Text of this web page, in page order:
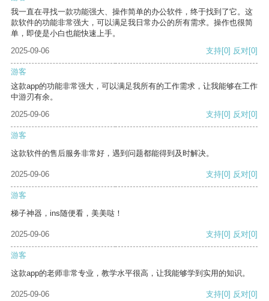
我一直在寻找一款功能强大、操作简单的办公软件，终于找到了它。这
款软件的功能非常强大，可以满足我日常办公的所有需求。操作也很简
单，即使是小白也能快速上手。
2025-09-06
支持[0] 反对[0]
游客
这款app的功能非常强大，可以满足我所有的工作需求，让我能够在工作
中游刃有余。
2025-09-06
支持[0] 反对[0]
游客
这款软件的售后服务非常好，遇到问题都能得到及时解决。
2025-09-06 支持[0] 反对[0]
游客
梯子神器，ins随便看，美美哒！
2025-09-06 支持[0] 反对[0]
游客
这款app的老师非常专业，教学水平很高，让我能够学到实用的知识。
2025-09-06 支持[0] 反对[0]